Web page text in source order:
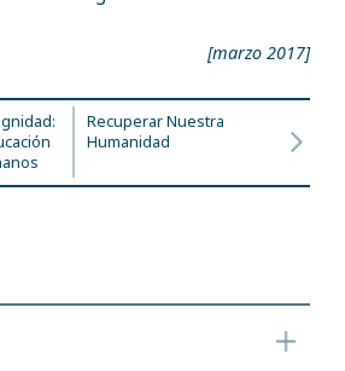
[marzo 2017]
Recuperar Nuestra
Humanidad